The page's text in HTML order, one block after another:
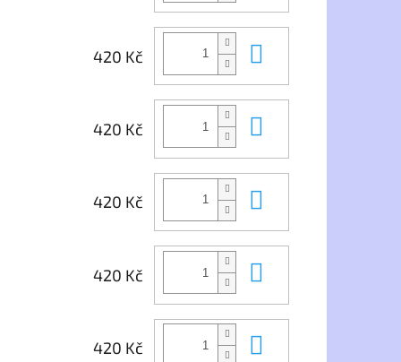
420 Kč
420 Kč
420 Kč
420 Kč
420 Kč